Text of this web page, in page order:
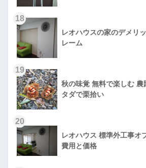
18
レオハウスの家のデメリ
レーム
19
秋の味覚 無料で楽しむ
タダで栗拾い
20
レオハウス 標準外工事オ
費用と価格